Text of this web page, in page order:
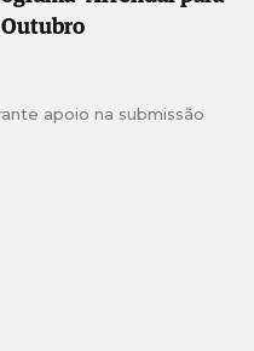
Outubro
apoio na submissão